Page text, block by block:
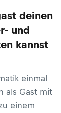
deinen
und
kannst
einmal
als Gast mit
einem